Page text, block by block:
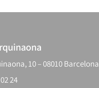
10 – 08010 Barcelona
24